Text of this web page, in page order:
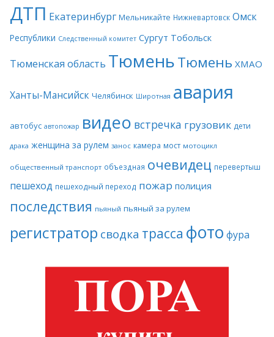
ДТП Екатеринбург Мельникайте Нижневартовск Омск
Республики Следственный комитет Сургут Тобольск
Тюменская область ТюменьТюмень ХМАО
Ханты-Мансийск Челябинск Широтная авария
автобус автопожар видео встречка грузовик дети
драка женщина за рулем занос камера мост мотоцикл
общественный транспорт объездная очевидец перевертыш
пешеход пешеходный переход пожар полиция
последствия пьяный пьяный за рулем
регистратор сводка трасса фото фура